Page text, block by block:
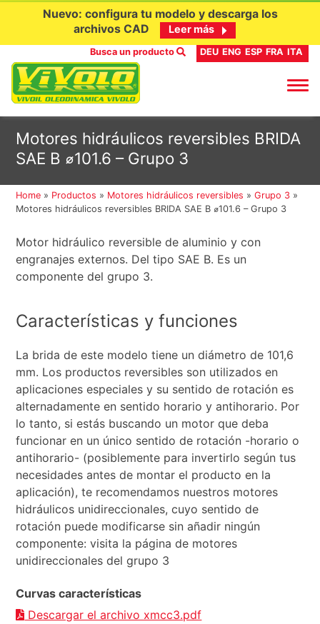
contenido
Nuevo: configura tu modelo y descarga los
archivos CAD
Leer más
Busca un producto DEU ENG ESP FRA ITA
Motores hidráulicos reversibles BRIDA
SAE B ⌀101.6 – Grupo 3
Home » Productos » Motores hidráulicos reversibles »Grupo 3 »
Motores hidráulicos reversibles BRIDA SAE B ⌀101.6 – Grupo 3
Motor hidráulico reversible de aluminio y con
engranajes externos. Del tipo SAE B. Es un
componente del grupo 3.
Características y funciones
La brida de este modelo tiene un diámetro de 101,6
mm. Los productos reversibles son utilizados en
aplicaciones especiales y su sentido de rotación es
alternadamente en sentido horario y antihorario. Por
lo tanto, si estás buscando un motor que deba
funcionar en un único sentido de rotación -horario o
antihorario- (posiblemente para invertirlo según tus
necesidades antes de montar el producto en la
aplicación), te recomendamos nuestros motores
hidráulicos unidireccionales, cuyo sentido de
rotación puede modificarse sin añadir ningún
componente: visita la página de motores
unidireccionales del grupo 3
Curvas características
Descargar el archivo xmcc3.pdf